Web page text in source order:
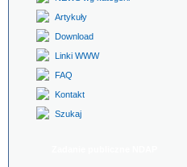
Artykuły
Download
Linki WWW
FAQ
Kontakt
Szukaj